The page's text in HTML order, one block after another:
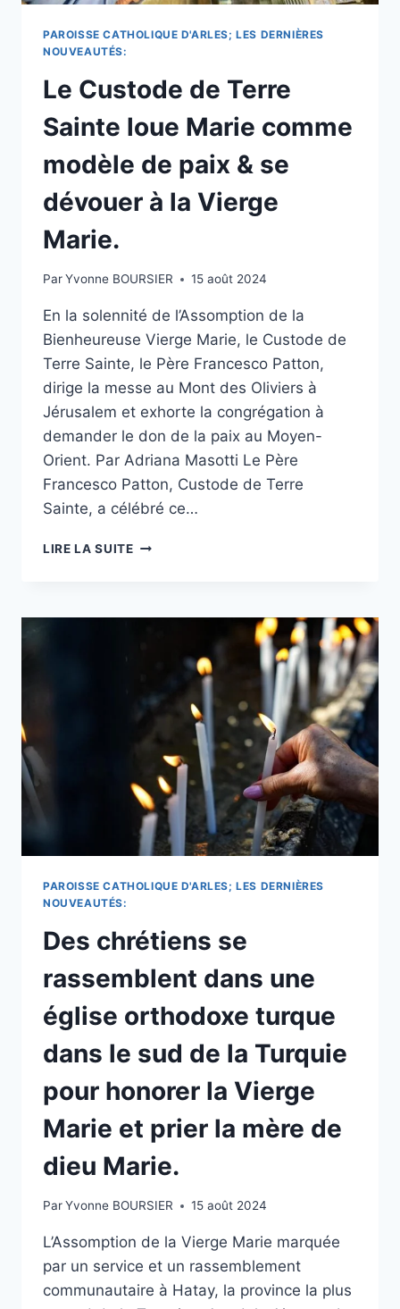
PAROISSE CATHOLIQUE D'ARLES; LES DERNIÈRES
NOUVEAUTÉS:
Le Custode de Terre
Sainte loue Marie comme
modèle de paix & se
dévouer à la Vierge
Marie.
ParYvonne BOURSIER 15 août 2024
En la solennité de l’Assomption de la
Bienheureuse Vierge Marie, le Custode de
Terre Sainte, le Père Francesco Patton,
dirige la messe au Mont des Oliviers à
Jérusalem et exhorte la congrégation à
demander le don de la paix au Moyen-
Orient. Par Adriana Masotti Le Père
Francesco Patton, Custode de Terre
Sainte, a célébré ce…
LIRE LA SUITELE
SAINTE
MODÈLE
DÉVOUER
À
LA
VIERGE
PAROISSE CATHOLIQUE D'ARLES; LES DERNIÈRES
NOUVEAUTÉS:
Des chrétiens se
rassemblent dans une
église orthodoxe turque
dans le sud de la Turquie
pour honorer la Vierge
Marie et prier la mère de
dieu Marie.
ParYvonne BOURSIER 15 août 2024
L’Assomption de la Vierge Marie marquée
par un service et un rassemblement
communautaire à Hatay, la province la plus